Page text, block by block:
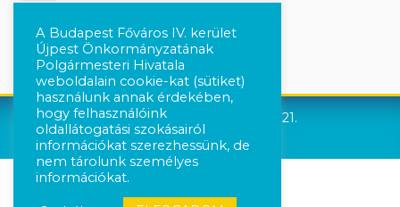
Követés Instagram-on
Újpest Önkormányzata © 2021.
A Budapest Főváros IV. kerület
Újpest Önkormányzatának
Polgármesteri Hivatala
weboldalain cookie-kat (sütiket)
használunk annak érdekében,
hogy felhasználóink
oldallátogatási szokásairól
információkat szerezhessünk, de
nem tárolunk személyes
információkat.